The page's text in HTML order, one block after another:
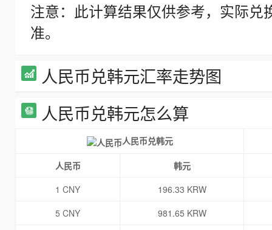
注意：此计算结果仅供参考，实际
准。
人民币兑韩元汇率走势图
人民币兑韩元怎么算
人民币兑韩元
人民币
韩元
1 CNY
196.33 KRW
5 CNY
981.65 KRW